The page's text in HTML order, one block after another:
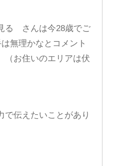
る さんは今28歳でご
無理かなとコメント
（お住いのエリアは伏
で伝えたいことがあり